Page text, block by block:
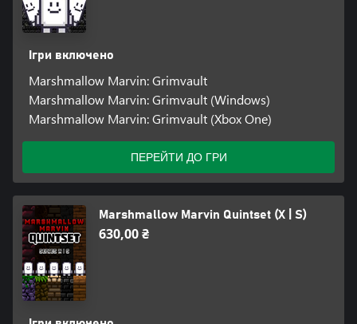
Ігри включено
Marshmallow Marvin: Grimvault
Marshmallow Marvin: Grimvault (Windows)
Marshmallow Marvin: Grimvault (Xbox One)
ПЕРЕЙТИ ДО ГРИ
Marshmallow Marvin Quintset (X | S)
630,00 ₴